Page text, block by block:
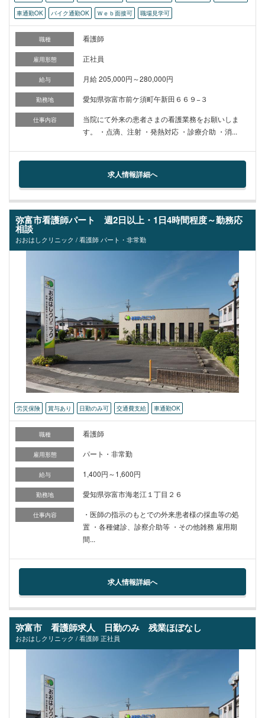
車通勤OK
バイク通勤OK Ｗｅｂ面接可 職場見学可
職種 看護師
雇用形態 正社員
給与 月給 205,000円～280,000円
勤務地 愛知県弥富市前ケ須町午新田６６９−３
仕事内容
当院にて外来の患者さまの看護業務をお願いしま
す。 ・点滴、注射 ・発熱対応 ・診療介助 ・消...
求人情報詳細へ
弥富市看護師パート 週2日以上・1日4時間程度～勤務応
相談
おおはしクリニック / 看護師 パート・非常勤
労災保険 賞与あり 日勤のみ可 交通費支給 車通勤OK
職種 看護師
雇用形態 パート・非常勤
給与 1,400円～1,600円
勤務地 愛知県弥富市海老江１丁目２６
仕事内容
・医師の指示のもとでの外来患者様の採血等の処
置 ・各種健診、診察介助等 ・その他雑務 雇用期
間...
求人情報詳細へ
弥富市 看護師求人 日勤のみ 残業ほぼなし
おおはしクリニック / 看護師 正社員